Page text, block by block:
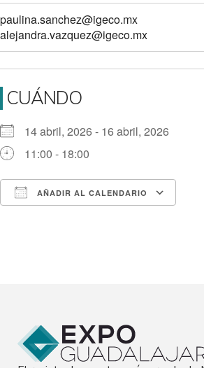
paulina.sanchez@igeco.mx
alejandra.vazquez@igeco.mx
CUÁNDO
14 abril, 2026 - 16 abril, 2026
11:00 - 18:00
AÑADIR AL CALENDARIO